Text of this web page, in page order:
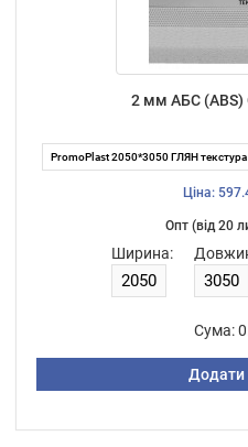
2 мм АБС (ABS)
Ціна:
Опт (від 20
Ширина:
Сума:
Додати